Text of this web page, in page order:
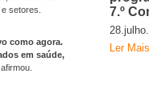
setores.
como agora.
em saúde,
, afirmou.
7.º
Ler Mais